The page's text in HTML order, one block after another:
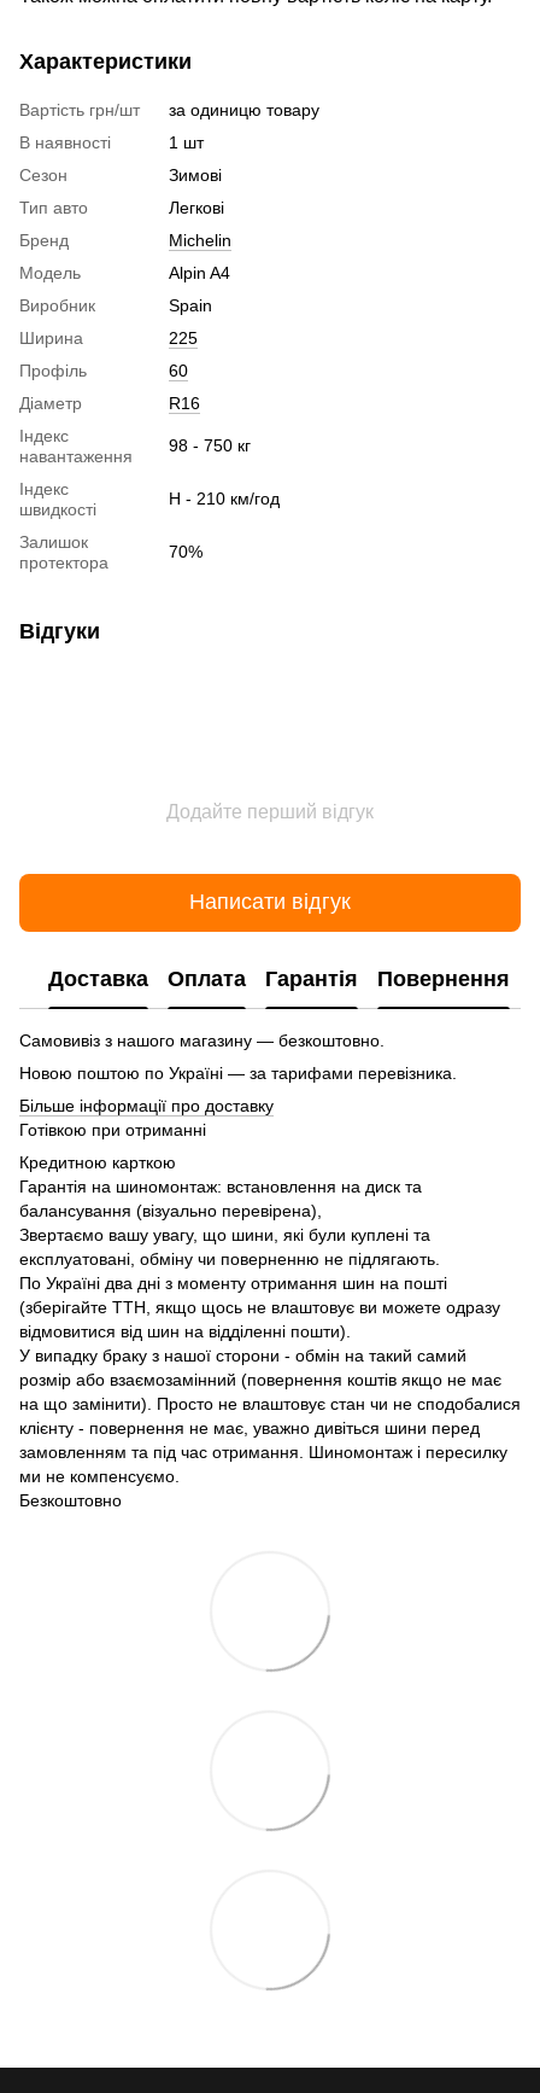
Характеристики
Вартість грн/шт
за одиницю товару
В наявності
1 шт
Сезон
Зимові
Тип авто
Легкові
Бренд
Michelin
Модель
Alpin A4
Виробник
Spain
Ширина
225
Профіль
60
Діаметр
R16
Індекс
навантаження
98 - 750 кг
Індекс
швидкості
H - 210 км/год
Залишок
протектора
70%
Відгуки
Додайте перший відгук
Написати відгук
Доставка Оплата Гарантія Повернення
Самовивіз з нашого магазину — безкоштовно.
Новою поштою по Україні — за тарифами перевізника.
Більше інформації про доставку
Готівкою при отриманні
Кредитною карткою
Гарантія на шиномонтаж: встановлення на диск та
балансування (візуально перевірена),
Звертаємо вашу увагу, що шини, які були куплені та
експлуатовані, обміну чи поверненню не підлягають.
По Україні два дні з моменту отримання шин на пошті
(зберігайте ТТН, якщо щось не влаштовує ви можете одразу
відмовитися від шин на відділенні пошти).
У випадку браку з нашої сторони - обмін на такий самий
розмір або взаємозамінний (повернення коштів якщо не має
на що замінити). Просто не влаштовує стан чи не сподобалися
клієнту - повернення не має, уважно дивіться шини перед
замовленням та під час отримання. Шиномонтаж і пересилку
ми не компенсуємо.
Безкоштовно